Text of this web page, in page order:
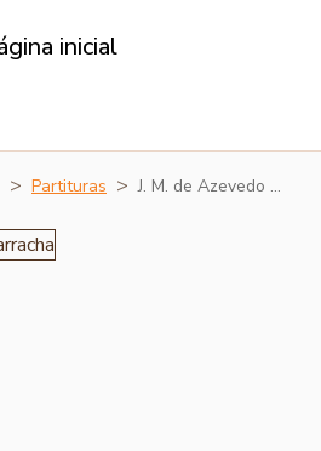
Partituras J. M. de Azevedo …